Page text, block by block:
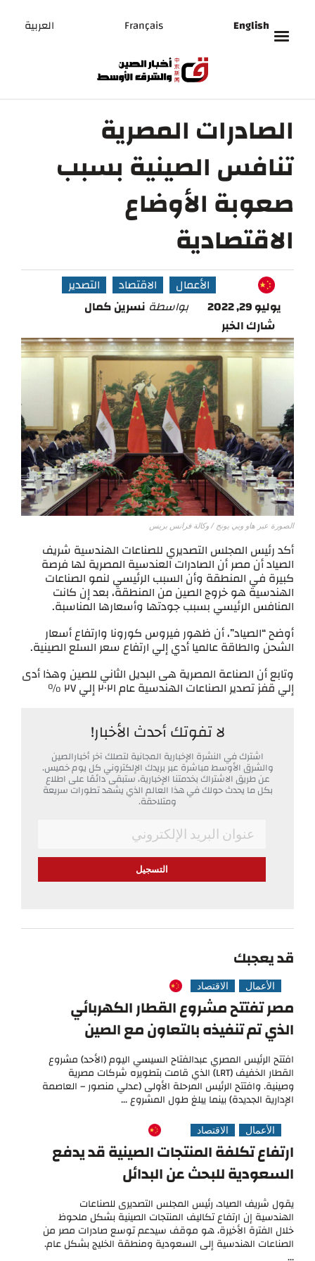
English
Français العربية
الصادرات المصرية
تنافس الصينية بسبب
صعوبة الأوضاع
الاقتصادية
الأعمال الاقتصاد
التصدير
يوليو 29, 2022
بواسطة نسرين كمال
شارك الخبر
الصورة عبر هاو ويي يونج / وكالة فرانس بريس
أكد رئيس المجلس التصديري للصناعات الهندسية شريف
الصياد أن مصر أن الصادرات العندسية المصرية لها فرصة
كبيرة في المنطقة وأن السبب الرئيسي لنمو الصناعات
الهندسية هو خروج الصين من المنطقة، بعد إن كانت
المنافس الرئيسي بسبب جودتها وأسعارها المناسبة.
أوضح “الصياد”، أن ظهور فيروس كورونا وارتفاع أسعار
الشحن والطاقة عالميا أدي إلي ارتفاع سعر السلع الصينية.
وتابع أن الصناعة المصرية هى البديل الثاني للصين وهذا أدى
إلي قفز تصدير الصناعات الهندسية عام ٢٠٢١ إلي ٢٧ %
لا تفوتك أحدث الأخبار!
اشترك في النشرة الإخبارية المجانية لتصلك آخر أخبارالصين
والشرق الأوسط مباشرة عبر بريدك الإلكتروني كل يوم خميس.
عن طريق الاشتراك بخدمتنا الإخبارية، ستبقى دائمًا على اطلاع
بكل ما يحدث حولك في هذا العالم الذي يشهد تطورات سريعة
ومتلاحقة.
Email
*
قد يعجبك
الأعمال الاقتصاد
مصر تفتتح مشروع القطار الكهربائي
الذي تم تنفيذه بالتعاون مع الصين
افتتح الرئيس المصري عبدالفتاح السيسي اليوم (الأحد) مشروع
القطار الخفيف (LRT) الذي قامت بتطويره شركات مصرية
وصينية. وافتتح الرئيس المرحلة الأولى (عدلي منصور – العاصمة
الإدارية الجديدة) بينما يبلغ طول المشروع ...
الأعمال الاقتصاد
ارتفاع تكلفة المنتجات الصينية قد يدفع
السعودية للبحث عن البدائل
يقول شريف الصياد، رئيس المجلس التصديرى للصناعات
الهندسية إن ارتفاع تكاليف المنتجات الصينية بشكل ملحوظ
خلال الفترة الأخيرة، هو موقف سيدعم توسع صادرات مصر من
الصناعات الهندسية إلى السعودية ومنطقة الخليج بشكل عام.
...